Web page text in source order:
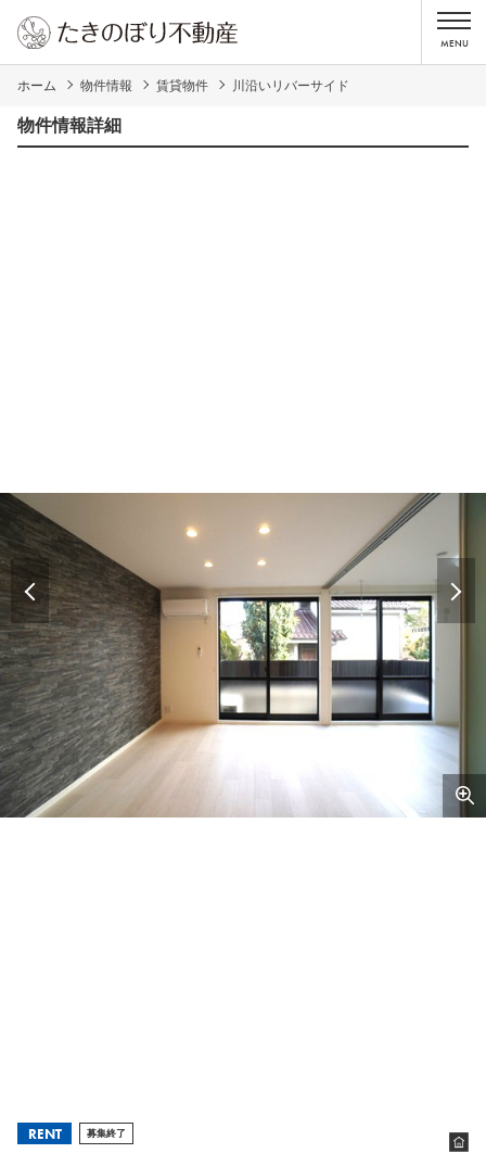
ホーム 物件情報 賃貸物件 川沿いリバーサイド
物件情報詳細
RENT 募集終了